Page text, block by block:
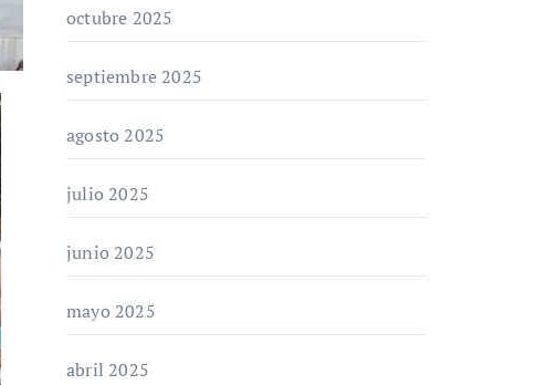
octubre 2025
septiembre 2025
agosto 2025
julio 2025
junio 2025
mayo 2025
abril 2025